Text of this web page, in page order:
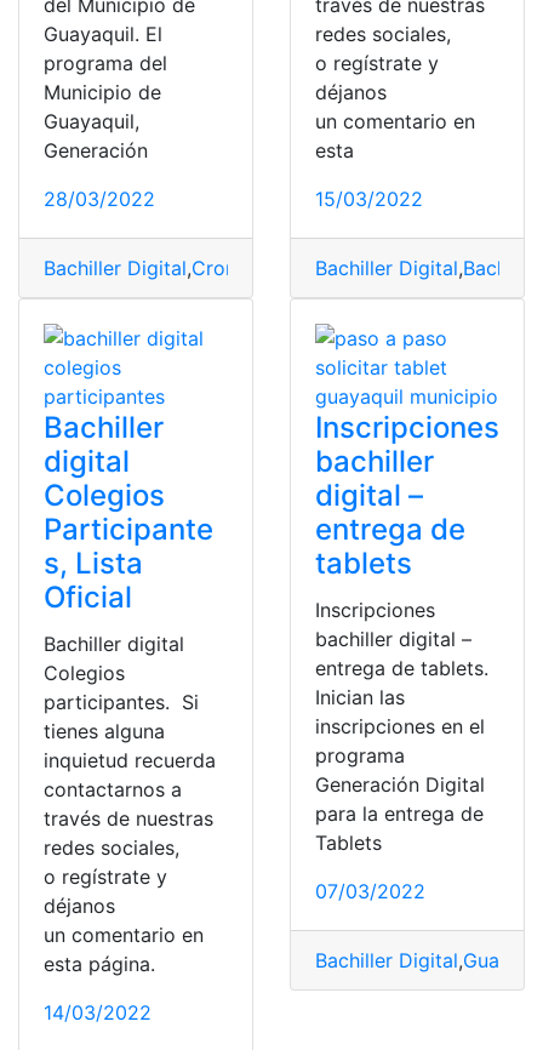
del Municipio de
Guayaquil. El
programa del
Municipio de
Guayaquil,
Generación
28/03/2022
Bachiller Digital,Cronograma municipio de Guayaquil
través de nuestras
redes sociales,
o regístrate y
déjanos
un comentario en
esta
15/03/2022
Bachiller Digital,
Bachiller
digital
Colegios
Participante
s, Lista
Oficial
Bachiller digital
Colegios
participantes. Si
tienes alguna
inquietud recuerda
contactarnos a
través de nuestras
redes sociales,
o regístrate y
déjanos
un comentario en
esta página.
14/03/2022
Inscripciones
bachiller
digital –
entrega de
tablets
Inscripciones
bachiller digital –
entrega de tablets.
Inician las
inscripciones en el
programa
Generación Digital
para la entrega de
Tablets
07/03/2022
Bachiller Digital,